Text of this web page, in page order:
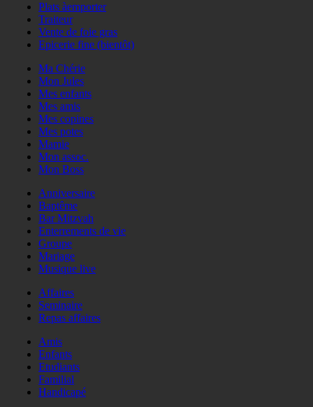
Plats àemporter
Traiteur
Vente de foie gras
Epicerie fine (bientôt)
Ma Chérie
Mon Jules
Mes enfants
Mes amis
Mes copines
Mes potes
Mamie
Mon assoc.
Mon Boss
Anniversaire
Baptême
Bar Mitzvah
Enterrements de vie
Groupe
Mariage
Musique live
Affaires
Seminaire
Repas affaires
Amis
Enfants
Etudiants
Familial
Handicapé